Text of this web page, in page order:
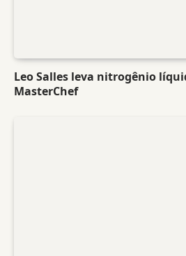
Leo Salles leva nitrogênio
MasterChef